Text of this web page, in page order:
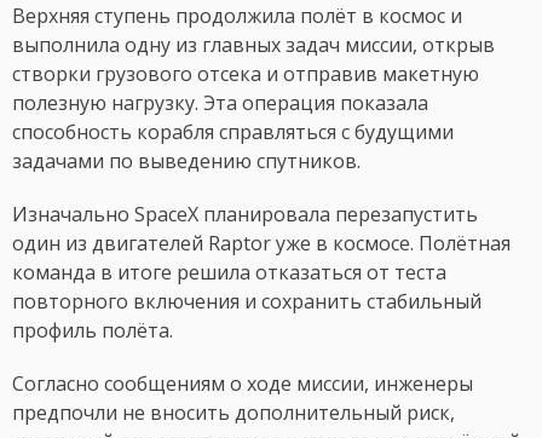
Верхняя ступень продолжила полёт в космос и
выполнила одну из главных задач миссии, открыв
створки грузового отсека и отправив макетную
полезную нагрузку. Эта операция показала
способность корабля справляться с будущими
задачами по выведению спутников.
Изначально SpaceX планировала перезапустить
один из двигателей Raptor уже в космосе. Полётная
команда в итоге решила отказаться от теста
повторного включения и сохранить стабильный
профиль полёта.
Согласно сообщениям о ходе миссии, инженеры
предпочли не вносить дополнительный риск,